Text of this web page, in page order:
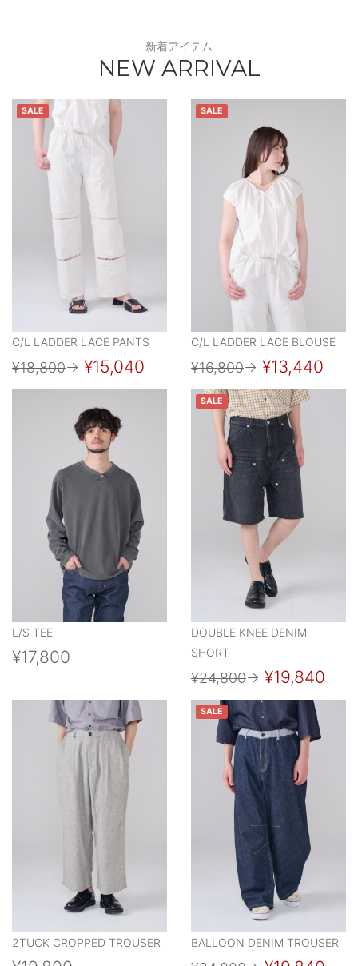
新着アイテム
NEW ARRIVAL
SALE
C/L LADDER LACE PANTS
¥18,800→ ¥15,040
SALE
C/L LADDER LACE BLOUSE
¥16,800→ ¥13,440
L/S TEE
¥17,800
SALE
DOUBLE KNEE DENIM
SHORT
¥24,800→ ¥19,840
2TUCK CROPPED TROUSER
SALE
BALLOON DENIM TROUSER